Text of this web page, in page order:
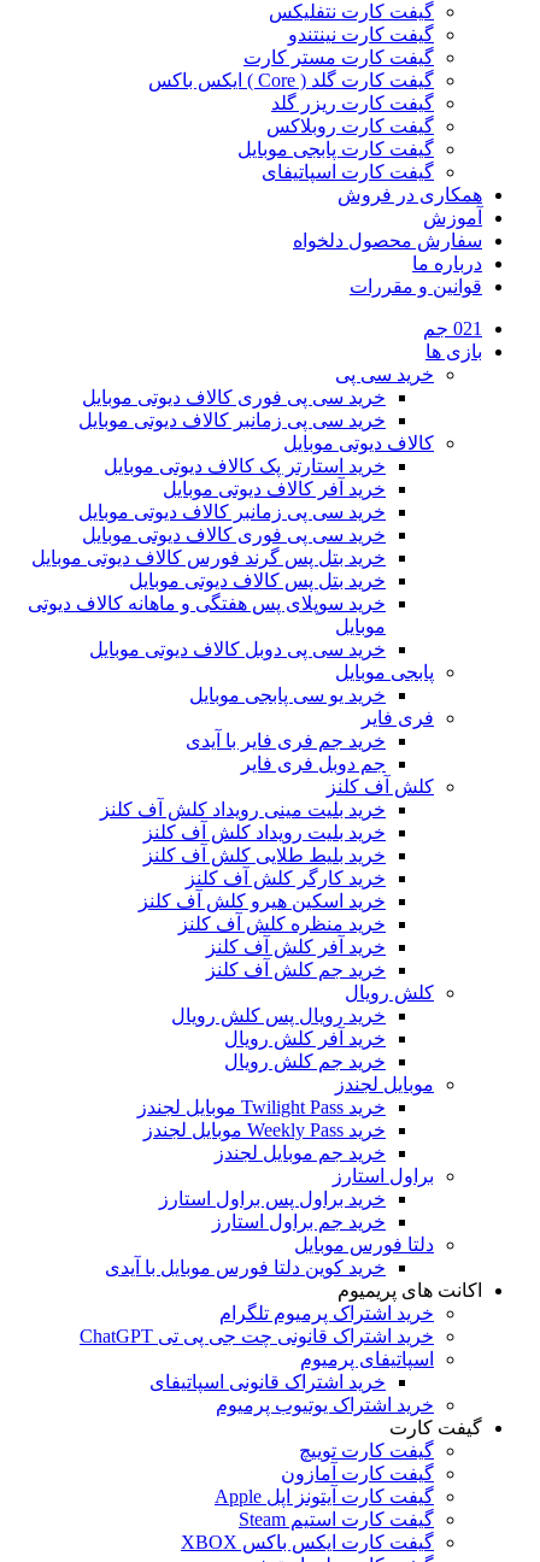
گیفت کارت نتفلیکس
گیفت کارت نینتندو
گیفت کارت مستر کارت
گیفت کارت گلد ( Core ) ایکس باکس
گیفت کارت ریزر گلد
گیفت کارت روبلاکس
گیفت کارت پابجی موبایل
گیفت کارت اسپاتیفای
همکاری در فروش
آموزش
سفارش محصول دلخواه
درباره ما
قوانین و مقررات
021 جم
بازی ها
خرید سی پی
خرید سی پی فوری کالاف دیوتی موبایل
خرید سی پی زمانبر کالاف دیوتی موبایل
کالاف دیوتی موبایل
خرید استارتر پک کالاف دیوتی موبایل
خرید آفر کالاف دیوتی موبایل
خرید سی پی زمانبر کالاف دیوتی موبایل
خرید سی پی فوری کالاف دیوتی موبایل
خرید بتل پس گرند فورس کالاف دیوتی موبایل
خرید بتل پس کالاف دیوتی موبایل
خرید سوپلای پس هفتگی و ماهانه کالاف دیوتی
موبایل
خرید سی پی دوبل کالاف دیوتی موبایل
پابجی موبایل
خرید یو سی پابجی موبایل
فری فایر
خرید جم فری فایر با آیدی
جم دوبل فری فایر
کلش آف کلنز
خرید بلیت مینی رویداد کلش آف کلنز
خرید بلیت رویداد کلش آف کلنز
خرید بلیط طلایی کلش آف کلنز
خرید کارگر کلش آف کلنز
خرید اسکین هیرو کلش آف کلنز
خرید منظره کلش آف کلنز
خرید آفر کلش آف کلنز
خرید جم کلش آف کلنز
کلش رویال
خرید رویال پس کلش رویال
خرید آفر کلش رویال
خرید جم کلش رویال
موبایل لجندز
خرید Twilight Pass موبایل لجندز
خرید Weekly Pass موبایل لجندز
خرید جم موبایل لجندز
براول استارز
خرید براول پس براول استارز
خرید جم براول استارز
دلتا فورس موبایل
خرید کوین دلتا فورس موبایل با آیدی
اکانت های پریمیوم
خرید اشتراک پرمیوم تلگرام
خرید اشتراک قانونی چت جی پی تی ChatGPT
اسپاتیفای پرمیوم
خرید اشتراک قانونی اسپاتیفای
خرید اشتراک یوتیوب پرمیوم
گیفت کارت
گیفت کارت توییچ
گیفت کارت آمازون
گیفت کارت آیتونز اپل Apple
گیفت کارت استیم Steam
گیفت کارت ایکس باکس XBOX